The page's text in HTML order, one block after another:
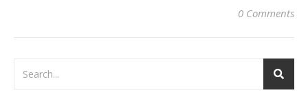
0 Comments